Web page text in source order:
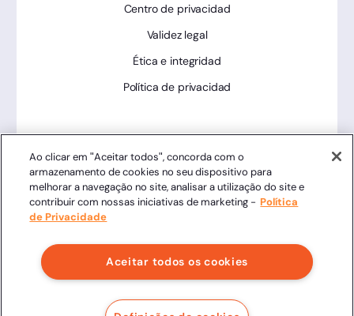
Centro de privacidad
Validez legal
Ética e integridad
Política de privacidad
Herramientas
Estado de la plataforma
2024 Clicksign - Todos los derechos reservados.
Av. Marcos Penteado de Ulhoa Rodrigues, 939 8° piso,
Ao clicar em "Aceitar todos", concorda com o
armazenamento de cookies no seu dispositivo para
melhorar a navegação no site, analisar a utilização do site e
contribuir com nossas iniciativas de marketing - Política
de Privacidade
Aceitar todos os cookies